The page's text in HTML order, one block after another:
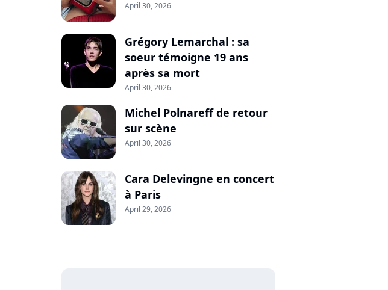
April 30, 2026
Grégory Lemarchal : sa
soeur témoigne 19 ans
après sa mort
April 30, 2026
Michel Polnareff de retour
sur scène
April 30, 2026
Cara Delevingne en concert
à Paris
April 29, 2026